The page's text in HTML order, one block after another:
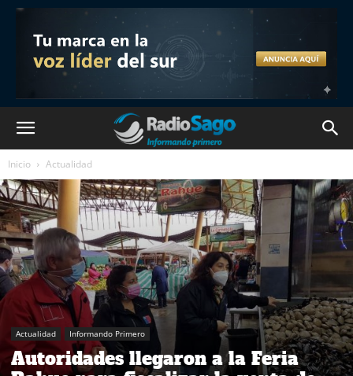
Inicio Actualidad
Actualidad Informando Primero
Autoridades llegaron a la Feria